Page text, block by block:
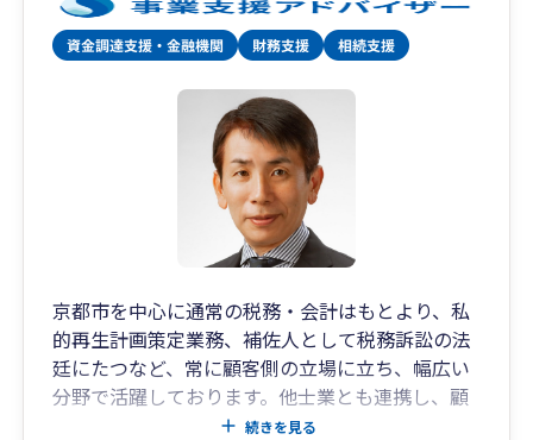
京都市を中心に通常の税務・会計はもとより、私
的再生計画策定業務、補佐人として税務訴訟の法
廷にたつなど、常に顧客側の立場に立ち、幅広い
分野で活躍しております。他士業とも連携し、顧
客側の立場に立った幅広い相談が可能です。
続きを見る